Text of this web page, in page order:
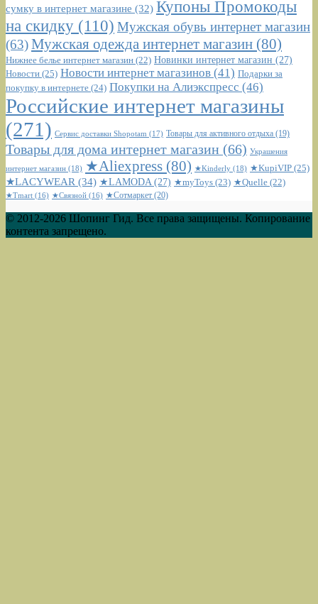
сумку в интернет магазине (32) Купоны Промокоды
на скидку (110) Мужская обувь интернет магазин
(63)Мужская одежда интернет магазин (80)
Нижнее белье интернет магазин (22) Новинки интернет магазин (27)
Новости (25) Новости интернет магазинов (41) Подарки за
покупку в интернете (24) Покупки на Алиэкспресс (46)
Российские интернет магазины
(271) Сервис доставки Shopotam (17) Товары для активного отдыха (19)
Товары для дома интернет магазин (66) Украшения
интернет магазин (18) ★Aliexpress (80) ★Kinderly (18) ★KupiVIP (25)
★LACYWEAR (34) ★LAMODA (27) ★myToys (23) ★Quelle (22)
★Tmart (16) ★Связной (16) ★Сотмаркет (20)
© 2012-2026 Шопинг Гид. Все права защищены. Копирование
контента запрещено.